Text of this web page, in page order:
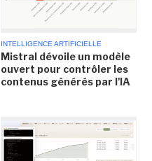
INTELLIGENCE ARTIFICIELLE
Mistral dévoile un modèle
ouvert pour contrôler les
contenus générés par l'IA